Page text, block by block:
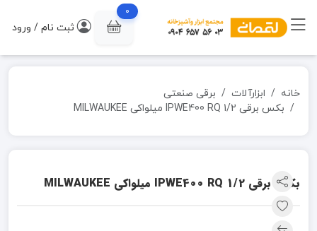
0
ثبت نام / ورود
خانه ابزارآلات
برقی صنعتی
بکس برقی 1/2 IPWE400 RQ میلواکی MILWAUKEE
بکس برقی 1/2 IPWE400 RQ میلواکی MILWAUKEE